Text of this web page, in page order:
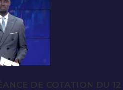
DE COTATION DU 12